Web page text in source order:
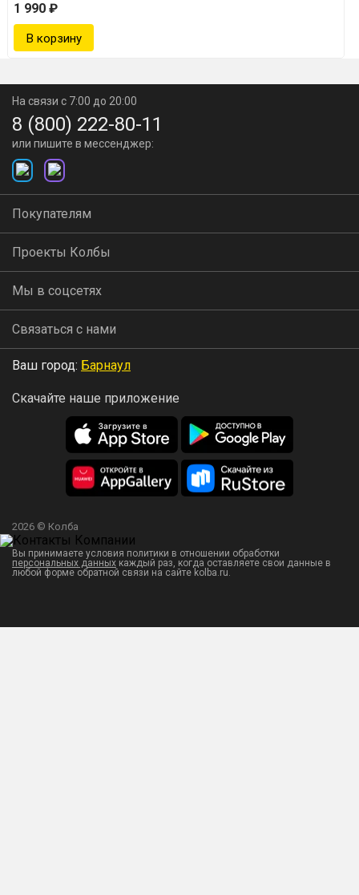
1 990 ₽
На связи с 7:00 до 20:00
8 (800) 222-80-11
или пишите в мессенджер:
Покупателям
Проекты Колбы
Мы в соцсетях
Связаться с нами
Ваш город: Барнаул
Скачайте наше приложение
2026 © Колба
Вы принимаете условия политики в отношении обработки
персональных данных каждый раз, когда оставляете свои данные в
любой форме обратной связи на сайте kolba.ru.